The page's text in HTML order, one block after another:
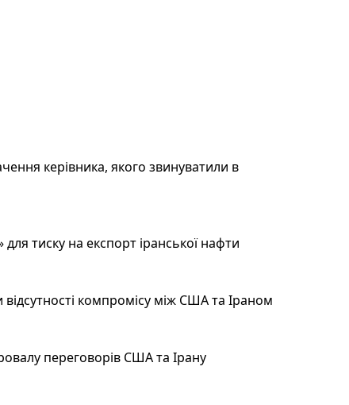
керівника, якого звинуватили в
тиску на експорт іранської нафти
компромісу між США та Іраном
переговорів США та Ірану